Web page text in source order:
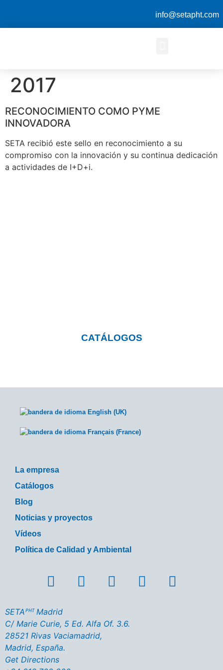
info@setapht.com
2017
RECONOCIMIENTO COMO PYME
INNOVADORA
SETA recibió este sello en reconocimiento a su
compromiso con la innovación y su continua dedicación
a actividades de I+D+i.
CATÁLOGOS
La empresa
Catálogos
Blog
Noticias y proyectos
Vídeos
Política de Calidad y Ambiental
SETAᴾᴴᵀ Madrid
C/ Marie Curie, 5 Ed. Alfa Of. 3.6.
28521 Rivas Vaciamadrid,
Madrid, España.
Get Directions